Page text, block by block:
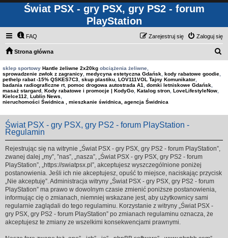
Świat PSX - gry PSX, gry PS2 - forum
PlayStation
FAQ Zaloguj się
Zarejestruj się
Strona główna
sklep sportowy Hantle żeliwne 2x20kg obciążenia żeliwne,
sprowadzenie zwłok z zagranicy medycyna estetyczna Gdańsk kody rabatowe goodie
pethelp rabat -15% QSKES7C3 skup plastiku LOV111VOL Tajny Komunikator
badania radiograficzne rt, pomoc drogowa autostrada A1 domki letniskowe Gdańsk
masaż stargard Kody rabatowe i promocje | KodyGo Katalog stron LoveLifestyleNow
Kielce112
Lublin News
nieruchomości Świdnica , mieszkanie świdnica, agencja Świdnica
Świat PSX - gry PSX, gry PS2 - forum PlayStation -
Regulamin
Rejestrując się na witrynie „Świat PSX - gry PSX, gry PS2 - forum PlayStation”,
zwanej dalej „my”, ”nas”, „nasza”, „Świat PSX - gry PSX, gry PS2 - forum
PlayStation”, „https://swiatpsx.pl”, akceptujesz wyszczególnione poniżej
postanowienia. Jeśli ich nie akceptujesz, opuść to miejsce, naciskając przycisk
„Nie akceptuję”. Administracja witryny „Świat PSX - gry PSX, gry PS2 - forum
PlayStation” ma prawo w dowolnym czasie zmienić poniższe postanowienia,
informując cię o zmianach, niemniej wskazane jest, aby użytkownicy sami
regularnie zaglądali do tego regulaminu. Korzystanie z witryny „Świat PSX -
gry PSX, gry PS2 - forum PlayStation” po zmianach regulaminu oznacza, że
akceptujesz te zmiany ze wszelkimi konsekwencjami prawnymi.